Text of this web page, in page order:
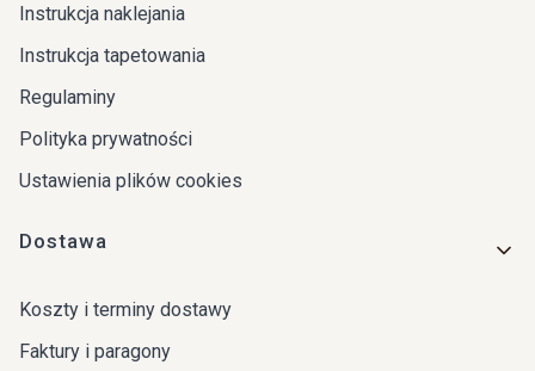
Instrukcja naklejania
Instrukcja tapetowania
Regulaminy
Polityka prywatności
Ustawienia plików cookies
Dostawa
Koszty i terminy dostawy
Faktury i paragony